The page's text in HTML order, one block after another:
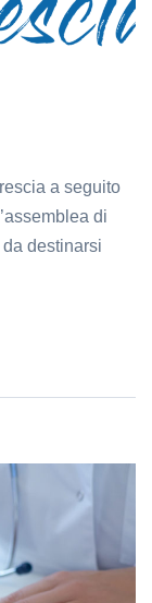
a seguito
di
destinarsi